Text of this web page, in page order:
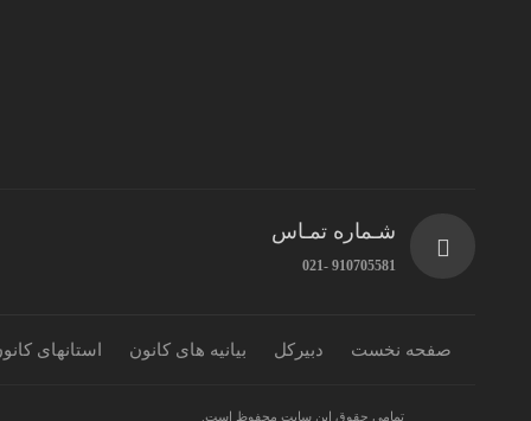
شـماره تمـاس
910705581 -021
صفحه نخست دبیرکل بیانیه های کانون استانهای
تمامی حقوق این سایت محفوظ است.